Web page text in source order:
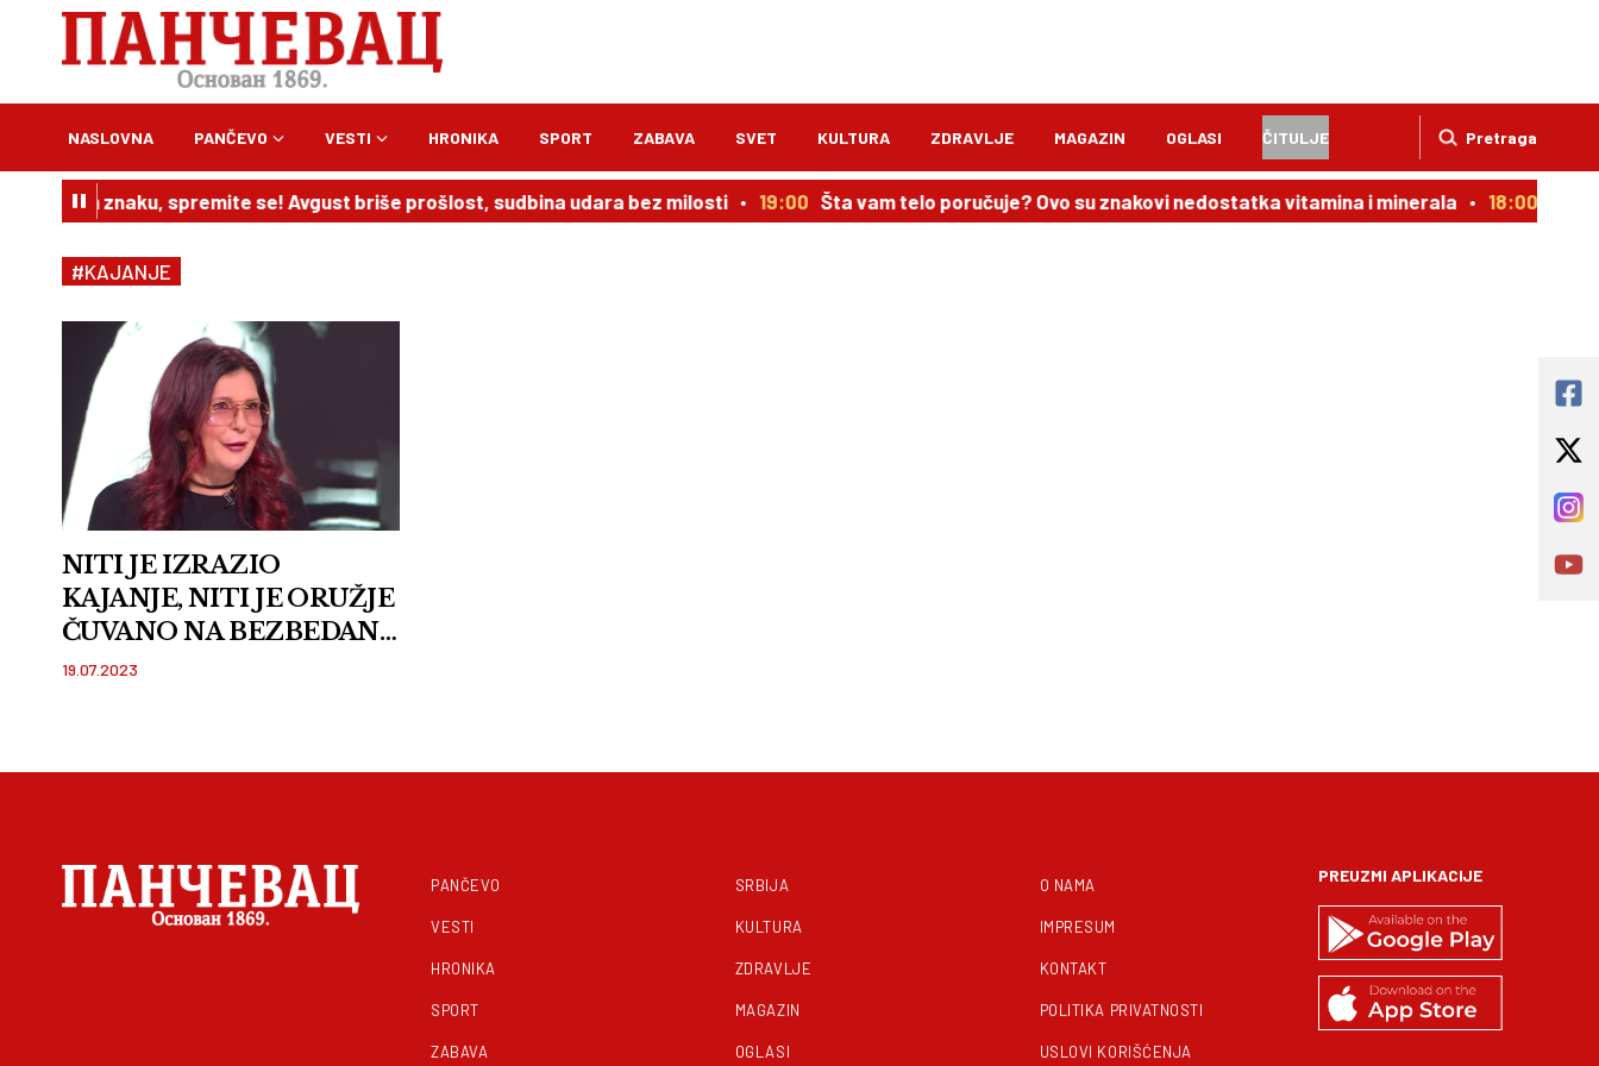
Pretraga
NASLOVNA PANČEVO VESTI HRONIKA SPORT ZABAVA SVET KULTURA ZDRAVLJE MAGAZIN OGLASI ČITULJE
u ovom znaku, spremite se! Avgust briše prošlost, sudbina udara bez milosti 19:00 Šta vam telo poručuje? Ovo su znakovi nedostatka vitamina i minerala 18:00
#KAJANJE
NITI JE IZRAZIO
KAJANJE, NITI JE ORUŽJE
ČUVANO NA BEZBEDAN
NAČIN Advokatica Zora
FOTO
19.07.2023
PANČEVO
VESTI
HRONIKA
SPORT
ZABAVA
SRBIJA
KULTURA
ZDRAVLJE
MAGAZIN
OGLASI
O NAMA
IMPRESUM
KONTAKT
POLITIKA PRIVATNOSTI
USLOVI KORIŠĆENJA
PREUZMI APLIKACIJE